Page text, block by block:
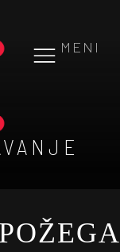
MENI
POŽEGA